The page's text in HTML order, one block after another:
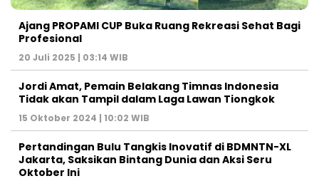
Ajang PROPAMI CUP Buka Ruang Rekreasi Sehat Bagi
Profesional
20 Juli 2025 | 03:14 WIB
Jordi Amat, Pemain Belakang Timnas Indonesia
Tidak akan Tampil dalam Laga Lawan Tiongkok
15 Oktober 2024 | 10:02 WIB
Pertandingan Bulu Tangkis Inovatif di BDMNTN-XL
Jakarta, Saksikan Bintang Dunia dan Aksi Seru
Oktober Ini